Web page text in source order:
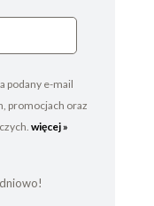
podany e-mail
promocjach oraz
więcej »